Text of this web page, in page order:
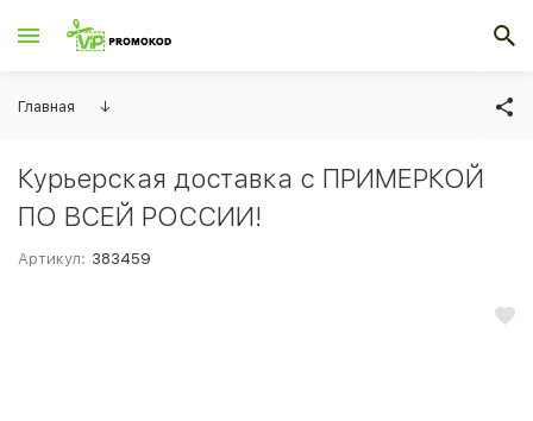
Главная ↓
Курьерская доставка с ПРИМЕРКОЙ
ПО ВСЕЙ РОССИИ!
Артикул: 383459